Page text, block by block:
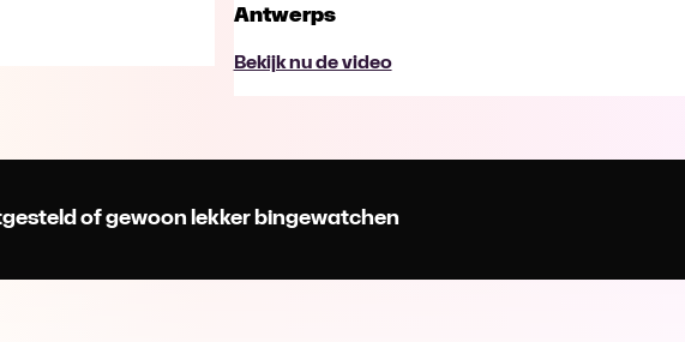
Antwerps
Bekijk nu de video
of gewoon lekker bingewatchen